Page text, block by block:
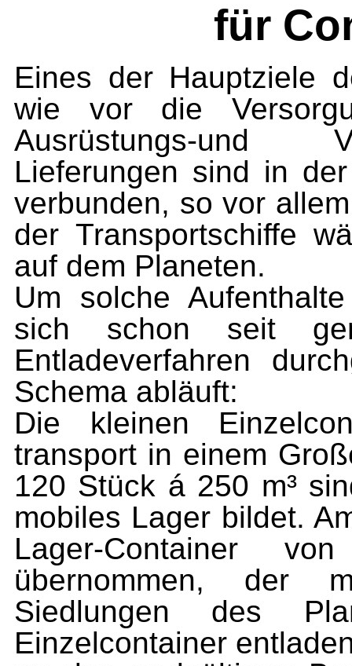
für
Eines der Hauptziele
wie vor die
Ausrüstungs-und
Lieferungen sind in
verbunden, so vor
der Transportschiffe
auf dem Planeten.
Um solche
sich schon seit
Entladeverfahren
Schema abläuft:
Die kleinen
transport in einem
120 Stück á 250 m³
mobiles Lager bildet.
Lager-Container
übernommen, der
Siedlungen des
Einzelcontainer